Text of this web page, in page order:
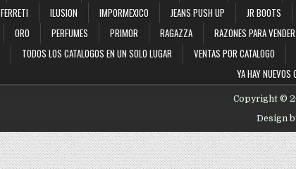
FERRETI ILUSION IMPORMEXICO JEANS PUSH UP JR BOOTS
ORO PERFUMES PRIMOR RAGAZZA RAZONES PARA
TODOS LOS CATALOGOS EN UN SOLO LUGAR VENTAS POR CATALOGO
YA HAY NUEVOS
Copyright ©
Design